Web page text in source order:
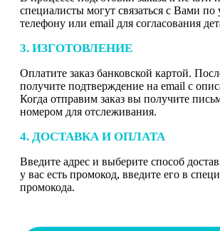
специалисты могут связаться с Вами по
телефону или email для согласования
3. ИЗГОТОВЛЕНИЕ
Оплатите заказ банковской картой.
получите подтверждение на email с
Когда отправим заказ вы получите
номером для отслеживания.
4. ДОСТАВКА И ОПЛАТА
Введите адрес и выберите способ
у вас есть промокод, введите его в
промокода.